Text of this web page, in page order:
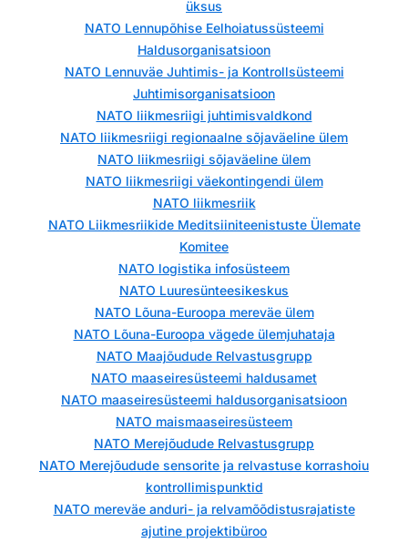
üksus
NATO Lennupõhise Eelhoiatussüsteemi
Haldusorganisatsioon
NATO Lennuväe Juhtimis- ja Kontrollsüsteemi
Juhtimisorganisatsioon
NATO liikmesriigi juhtimisvaldkond
NATO liikmesriigi regionaalne sõjaväeline ülem
NATO liikmesriigi sõjaväeline ülem
NATO liikmesriigi väekontingendi ülem
NATO liikmesriik
NATO Liikmesriikide Meditsiiniteenistuste Ülemate
Komitee
NATO logistika infosüsteem
NATO Luuresünteesikeskus
NATO Lõuna-Euroopa mereväe ülem
NATO Lõuna-Euroopa vägede ülemjuhataja
NATO Maajõudude Relvastusgrupp
NATO maaseiresüsteemi haldusamet
NATO maaseiresüsteemi haldusorganisatsioon
NATO maismaaseiresüsteem
NATO Merejõudude Relvastusgrupp
NATO Merejõudude sensorite ja relvastuse korrashoiu
kontrollimispunktid
NATO mereväe anduri- ja relvamõõdistusrajatiste
ajutine projektibüroo